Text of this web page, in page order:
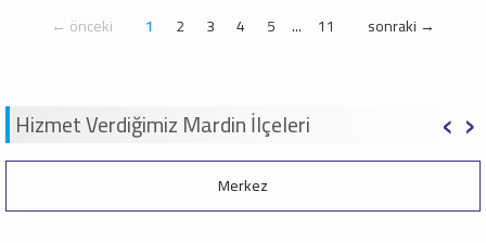
← önceki 1 2 3 4 5 ... 11 sonraki →
Hizmet Verdiğimiz Mardin İlçeleri
Merkez
‹ ›